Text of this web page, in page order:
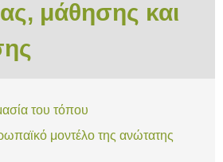
μάθησης και
του τόπου
μοντέλο της ανώτατης